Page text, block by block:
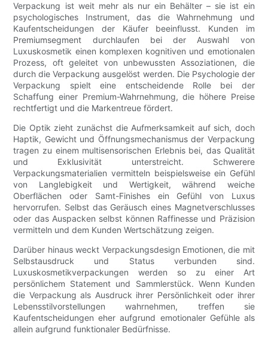
Verpackung ist weit mehr als nur ein Behälter – sie ist ein
psychologisches Instrument, das die Wahrnehmung und
Kaufentscheidungen der Käufer beeinflusst. Kunden im
Premiumsegment durchlaufen bei der Auswahl von
Luxuskosmetik einen komplexen kognitiven und emotionalen
Prozess, oft geleitet von unbewussten Assoziationen, die
durch die Verpackung ausgelöst werden. Die Psychologie der
Verpackung spielt eine entscheidende Rolle bei der
Schaffung einer Premium-Wahrnehmung, die höhere Preise
rechtfertigt und die Markentreue fördert.
Die Optik zieht zunächst die Aufmerksamkeit auf sich, doch
Haptik, Gewicht und Öffnungsmechanismus der Verpackung
tragen zu einem multisensorischen Erlebnis bei, das Qualität
und Exklusivität unterstreicht. Schwerere
Verpackungsmaterialien vermitteln beispielsweise ein Gefühl
von Langlebigkeit und Wertigkeit, während weiche
Oberflächen oder Samt-Finishes ein Gefühl von Luxus
hervorrufen. Selbst das Geräusch eines Magnetverschlusses
oder das Auspacken selbst können Raffinesse und Präzision
vermitteln und dem Kunden Wertschätzung zeigen.
Darüber hinaus weckt Verpackungsdesign Emotionen, die mit
Selbstausdruck und Status verbunden sind.
Luxuskosmetikverpackungen werden so zu einer Art
persönlichem Statement und Sammlerstück. Wenn Kunden
die Verpackung als Ausdruck ihrer Persönlichkeit oder ihrer
Lebensstilvorstellungen wahrnehmen, treffen sie
Kaufentscheidungen eher aufgrund emotionaler Gefühle als
allein aufgrund funktionaler Bedürfnisse.